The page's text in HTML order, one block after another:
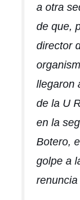
a otra
de que,
director
llegaron
de la U
en la
Botero,
golpe a